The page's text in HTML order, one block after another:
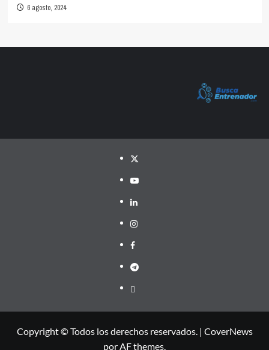
6 agosto, 2024
Twitter
YouTube
LinkedIn
Instagram
Facebook
Telegram
PayPal
Copyright © Todos los derechos reservados. | CoverNews
por AF themes.